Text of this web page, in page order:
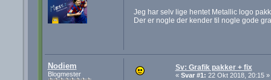
Jeg har selv lige hentet Metallic logo
Der er nogle der kender til nogle gode
Nodiem
Blogmester
Sv: Grafik pakker + fix
« Svar #1: 22 Okt 2018, 20:15 »